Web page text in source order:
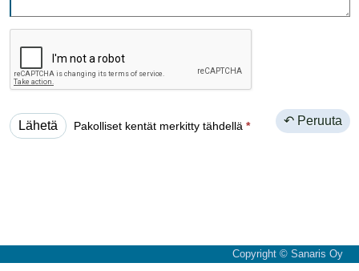
Pakolliset kentät merkitty tähdellä * ↶ Peruuta
Copyright © Sanaris Oy